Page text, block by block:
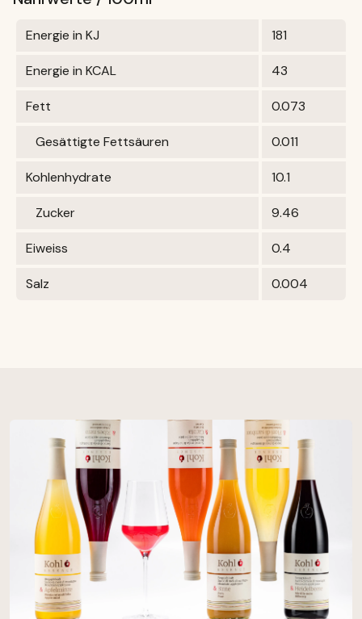
Energie in KJ 181
Energie in KCAL 43
Fett 0.073
Gesättigte Fettsäuren 0.011
Kohlenhydrate 10.1
Zucker 9.46
Eiweiss 0.4
Salz 0.004